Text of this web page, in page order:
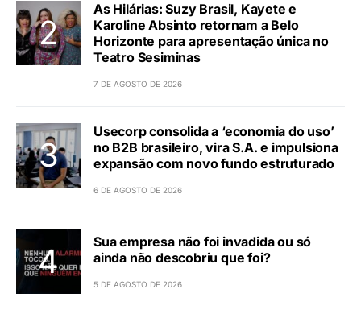
As Hilárias: Suzy Brasil, Kayete e
Karoline Absinto retornam a Belo
Horizonte para apresentação única no
Teatro Sesiminas
7 DE AGOSTO DE 2026
Usecorp consolida a ‘economia do uso’
no B2B brasileiro, vira S.A. e impulsiona
expansão com novo fundo estruturado
6 DE AGOSTO DE 2026
Sua empresa não foi invadida ou só
ainda não descobriu que foi?
5 DE AGOSTO DE 2026